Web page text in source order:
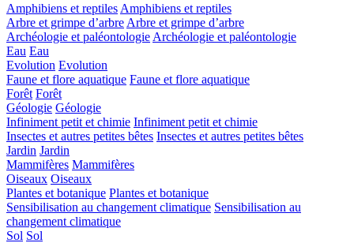
Amphibiens et reptiles Amphibiens et reptiles
Arbre et grimpe d’arbre Arbre et grimpe d’arbre
Archéologie et paléontologie Archéologie et paléontologie
Eau Eau
Evolution Evolution
Faune et flore aquatique Faune et flore aquatique
Forêt Forêt
Géologie Géologie
Infiniment petit et chimie Infiniment petit et chimie
Insectes et autres petites bêtes Insectes et autres petites bêtes
Jardin Jardin
Mammifères Mammifères
Oiseaux Oiseaux
Plantes et botanique Plantes et botanique
Sensibilisation au changement climatique Sensibilisation au
changement climatique
Sol Sol